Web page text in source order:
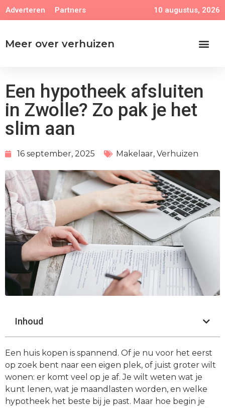
Adverteren Partners 10 augustus, 2026
Meer over verhuizen
Een hypotheek afsluiten
in Zwolle? Zo pak je het
slim aan
16 september, 2025 Makelaar, Verhuizen
Inhoud
Een huis kopen is spannend. Of je nu voor het eerst
op zoek bent naar een eigen plek, of juist groter wilt
wonen: er komt veel op je af. Je wilt weten wat je
kunt lenen, wat je maandlasten worden, en welke
hypotheek het beste bij je past. Maar hoe begin je